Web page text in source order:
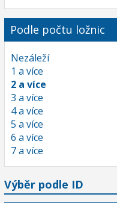
Podle počtu ložnic
Nezáleží
1 a více
2 a více
3 a více
4 a více
5 a více
6 a více
7 a více
Výběr podle ID